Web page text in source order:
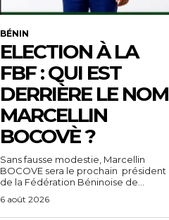
BÉNIN
ELECTION À LA
FBF : QUI EST
DERRIÈRE LE NOM
MARCELLIN
BOCOVÈ ?
Sans fausse modestie, Marcellin
BOCOVE sera le prochain président
de la Fédération Béninoise de...
6 août 2026